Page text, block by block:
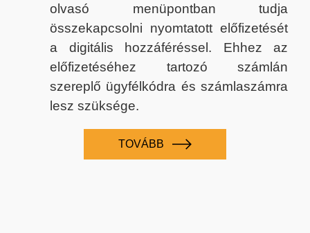
olvasó menüpontban tudja
összekapcsolni nyomtatott előfizetését
a digitális hozzáféréssel. Ehhez az
előfizetéséhez tartozó számlán
szereplő ügyfélkódra és számlaszámra
lesz szüksége.
TOVÁBB